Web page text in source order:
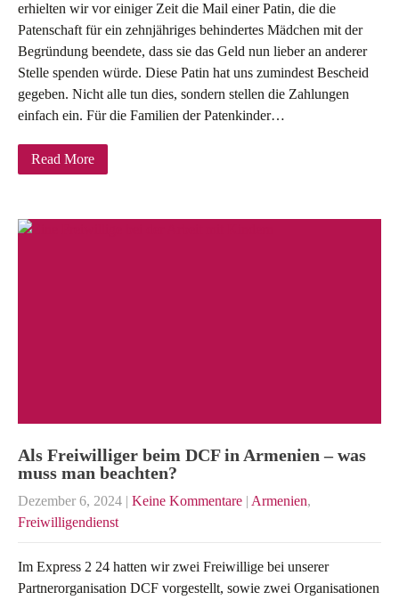
erhielten wir vor einiger Zeit die Mail einer Patin, die die
Patenschaft für ein zehnjähriges behindertes Mädchen mit der
Begründung beendete, dass sie das Geld nun lieber an anderer
Stelle spenden würde. Diese Patin hat uns zumindest Bescheid
gegeben. Nicht alle tun dies, sondern stellen die Zahlungen
einfach ein. Für die Familien der Patenkinder…
Read More
Als Freiwilliger beim DCF in Armenien – was
muss man beachten?
Dezember 6, 2024 | Keine Kommentare | Armenien,
Freiwilligendienst
Im Express 2 24 hatten wir zwei Freiwillige bei unserer
Partnerorganisation DCF vorgestellt, sowie zwei Organisationen